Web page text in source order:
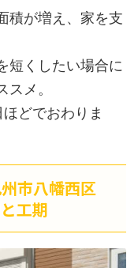
積が増え、家を支
短くしたい場合に
メ。
どでおわりま
市八幡西区
工期